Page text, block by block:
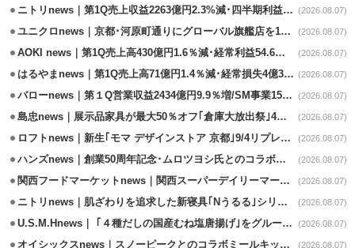
ニトリnews｜第1Q売上収益2263億円2.3%減･四半期利益1.4％減 (2026.08.07)
ユニクロnews｜京都･河原町通りにグローバル旗艦店を11/6開設 (2026.08.07)
AOKI news｜第1Q売上高430億円1.6％減･経常利益54.6％減 (2026.08.07)
はるやまnews｜第1Q売上高71億円1.4％減･経常損失4億3800万円 (2026.08.07)
バローnews｜第１Q営業収益2434億円9.9％増/SM事業15.5％増と絶好調 (2026.08.07)
島忠news｜展示品家具が最大50％オフ｢倉庫大放出祭｣4店舗限定で開催 (2026.08.07)
ロフトnews｜新生｢モマ デザインストア 京都｣9/4リプレイスオープン (2026.08.07)
ハンズnews｜創業50周年記念･ムロツヨシ氏とのコラボ企画｢ムロハンズ｣開催 (2026.08.07)
関西フードマーケットnews｜関西スーパーデイリーマート蒲生店8/7改装 (2026.08.07)
ニトリnews｜肌ざわりを追求した新寝具｢Nうるる｣シリーズを発売 (2026.08.07)
U.S.M.Hnews｜ ｢４種だしの国産むね塩唐揚げ｣をグループ610店で共同販促 (2026.08.07)
オイシックスnews｜スノーピークとのコラボミールキット8/13発売 (2026.08.07)